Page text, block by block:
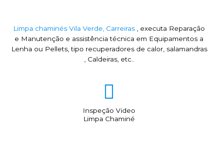
Limpa chaminés Vila Verde, Carreiras , executa Reparação
e Manutenção e assistência técnica em Equipamentos a
Lenha ou Pellets, tipo recuperadores de calor, salamandras
, Caldeiras, etc..
Inspeção Video
Limpa Chaminé